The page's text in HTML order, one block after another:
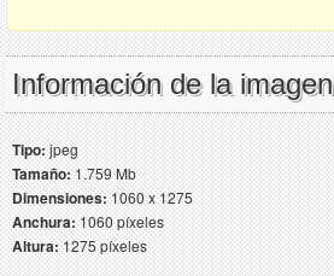
Información de la imagen
Tipo:jpeg
Tamaño:1.759 Mb
Dimensiones:1060 x 1275
Anchura:1060 píxeles
Altura:1275 píxeles